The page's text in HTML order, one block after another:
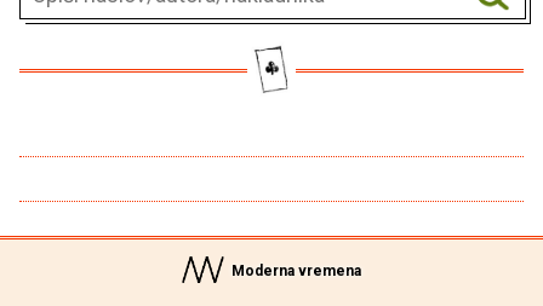
Moderna vremena